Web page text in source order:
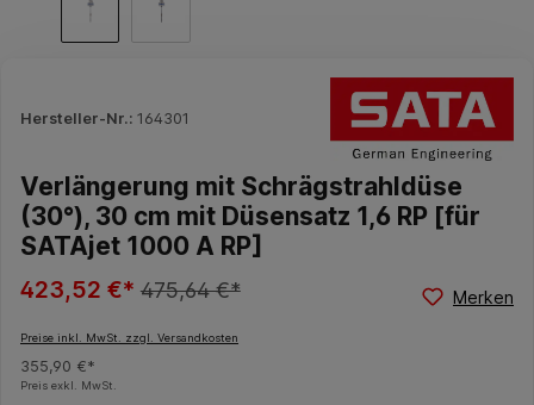
Hersteller-Nr.: 164301
Verlängerung mit Schrägstrahldüse
(30°), 30 cm mit Düsensatz 1,6 RP [für
SATAjet 1000 A RP]
423,52 €* 475,64 €* Merken
Preise inkl. MwSt. zzgl. Versandkosten
355,90 €*
Preis exkl. MwSt.